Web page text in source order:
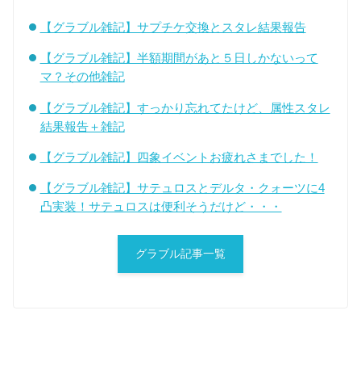
【グラブル雑記】サプチケ交換とスタレ結果報告
【グラブル雑記】半額期間があと５日しかないって
マ？その他雑記
【グラブル雑記】すっかり忘れてたけど、属性スタレ
結果報告＋雑記
【グラブル雑記】四象イベントお疲れさまでした！
【グラブル雑記】サテュロスとデルタ・クォーツに4
凸実装！サテュロスは便利そうだけど・・・
グラブル記事一覧